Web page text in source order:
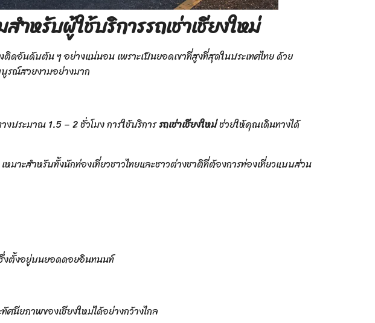
รับผู้ใช้บริการรถเช่าเชียงใหม่
ดอันดับต้น ๆ อย่างแน่นอน เพราะเป็นยอดเขาที่สูงที่สุดในประเทศไทย ด้วย
รณ์สวยงามอย่างมาก
ประมาณ 1.5 – 2 ชั่วโมง การใช้บริการรถเช่าเชียงใหม่ช่วยให้คุณเดินทางได้
าะสำหรับทั้งนักท่องเที่ยวชาวไทยและชาวต่างชาติที่ต้องการท่องเที่ยวแบบส่วน
งตั้งอยู่บนยอดดอยอินทนนท์
นียภาพของเชียงใหม่ได้อย่างกว้างไกล